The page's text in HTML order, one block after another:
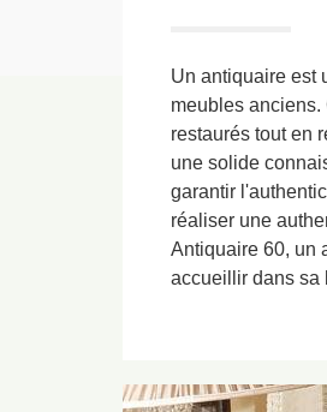
Un antiquaire est
meubles
restaurés tout en
une solide
garantir
réaliser une
Antiquaire 60, un
accueillir dans sa